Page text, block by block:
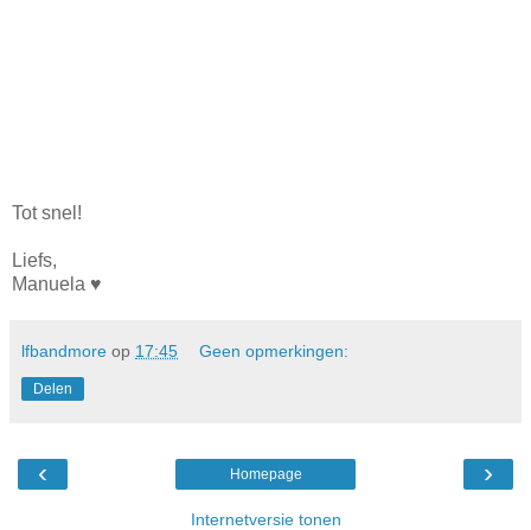
Tot snel!
Liefs,
Manuela ♥︎
lfbandmore op 17:45 Geen opmerkingen:
Delen
‹ ›
Homepage
Internetversie tonen